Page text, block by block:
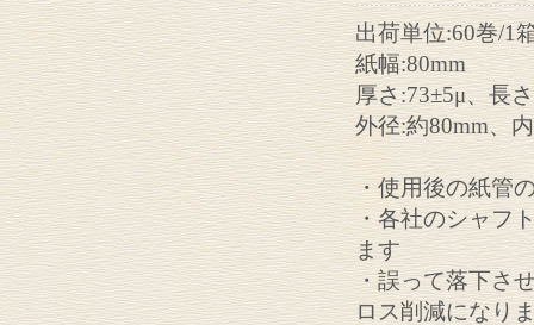
出荷単位:60巻/1
紙幅:80mm
厚さ:73±5μ、長
外径:約80mm、
・使用後の紙管
・各社のシャフ
ます
・誤って落下さ
ロス削減になり